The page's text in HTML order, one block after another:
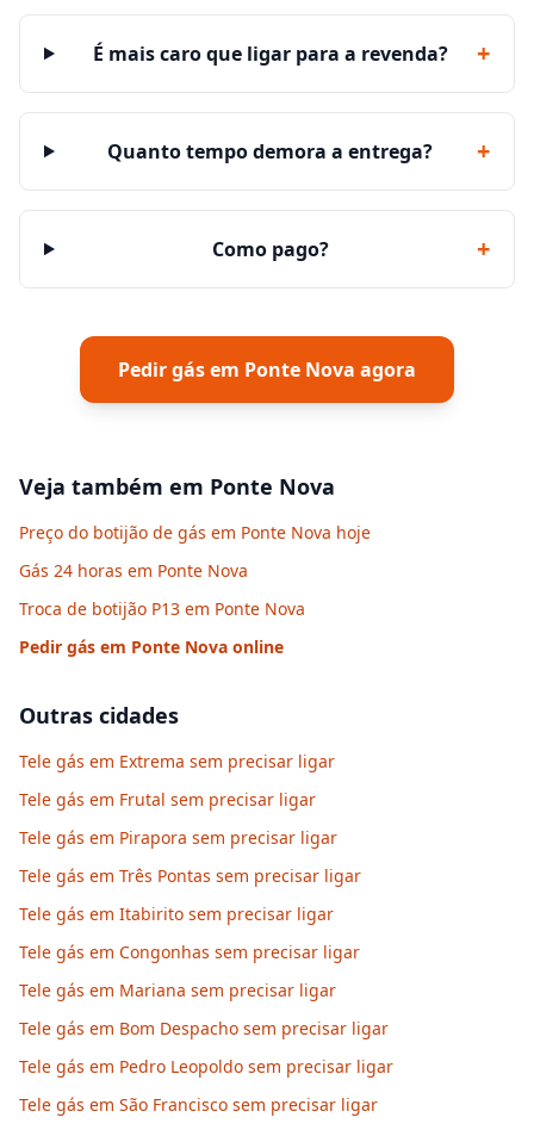
É mais caro que ligar para a revenda? +
Quanto tempo demora a entrega? +
Como pago? +
Pedir gás em Ponte Nova agora
Veja também em Ponte Nova
Preço do botijão de gás em Ponte Nova hoje
Gás 24 horas em Ponte Nova
Troca de botijão P13 em Ponte Nova
Pedir gás em Ponte Nova online
Outras cidades
Tele gás em Extrema sem precisar ligar
Tele gás em Frutal sem precisar ligar
Tele gás em Pirapora sem precisar ligar
Tele gás em Três Pontas sem precisar ligar
Tele gás em Itabirito sem precisar ligar
Tele gás em Congonhas sem precisar ligar
Tele gás em Mariana sem precisar ligar
Tele gás em Bom Despacho sem precisar ligar
Tele gás em Pedro Leopoldo sem precisar ligar
Tele gás em São Francisco sem precisar ligar